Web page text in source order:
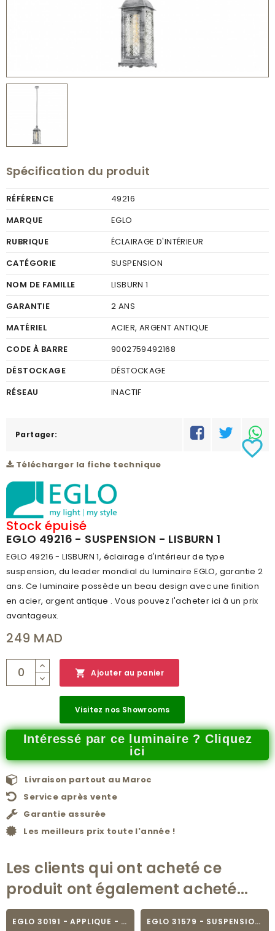
Spécification du produit
RÉFÉRENCE
49216
MARQUE
EGLO
RUBRIQUE
ÉCLAIRAGE D'INTÉRIEUR
CATÉGORIE
SUSPENSION
NOM DE FAMILLE
LISBURN 1
GARANTIE
2 ANS
MATÉRIEL
ACIER, ARGENT ANTIQUE
CODE À BARRE
9002759492168
DÉSTOCKAGE
DÉSTOCKAGE
RÉSEAU
INACTIF
Partager:
Télécharger la fiche technique
Stock épuisé
EGLO 49216 - SUSPENSION - LISBURN 1
EGLO 49216 - LISBURN 1, éclairage d'intérieur de type
suspension, du leader mondial du luminaire EGLO, garantie 2
ans. Ce luminaire possède un beau design avec une finition
en acier, argent antique . Vous pouvez l'acheter ici à un prix
avantageux.
favorite_border
249 MAD
 Ajouter au panier
Visitez nos Showrooms
Intéressé par ce luminaire ? Cliquez
ici
Livraison partout au Maroc
Service après vente
Garantie assurée
Les meilleurs prix toute l'année !
Les clients qui ont acheté ce
produit ont également acheté...
EGLO 30191 - APPLIQUE - CERNO EGLO 31579 - SUSPENSION TEXTILE - PASTERI